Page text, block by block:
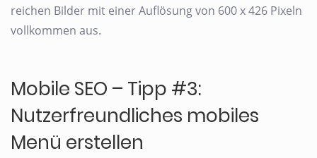
reichen Bilder mit einer Auflösung von 600 x 426 Pixeln
vollkommen aus.
Mobile SEO – Tipp #3:
Nutzerfreundliches mobiles
Menü erstellen